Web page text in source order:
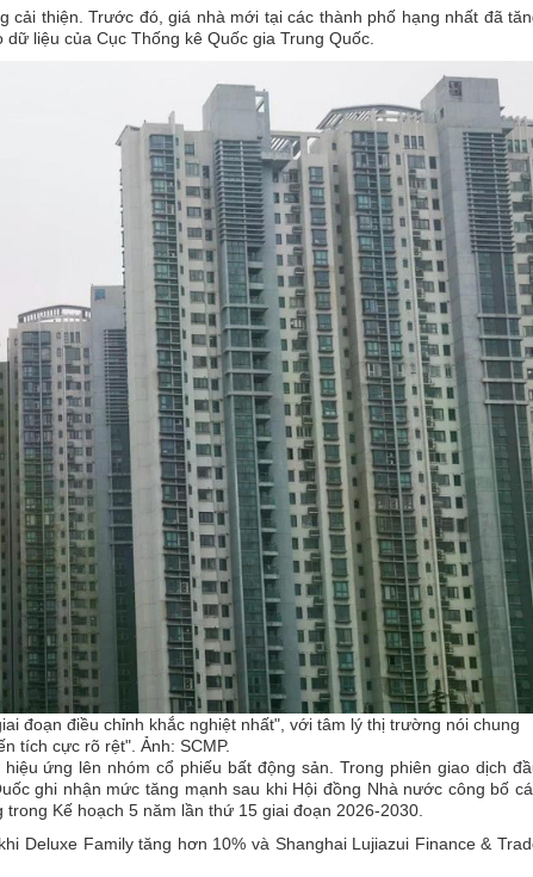
thiện. Trước đó, giá nhà mới tại các thành phố hạng nhất đã
liệu của Cục Thống kê Quốc gia Trung Quốc.
đoạn điều chỉnh khắc nghiệt nhất", với tâm lý thị trường nói chung
tích cực rõ rệt". Ảnh: SCMP.
ứng lên nhóm cổ phiếu bất động sản. Trong phiên giao dịch
ghi nhận mức tăng mạnh sau khi Hội đồng Nhà nước công bố
Kế hoạch 5 năm lần thứ 15 giai đoạn 2026-2030.
Deluxe Family tăng hơn 10% và Shanghai Lujiazui Finance &